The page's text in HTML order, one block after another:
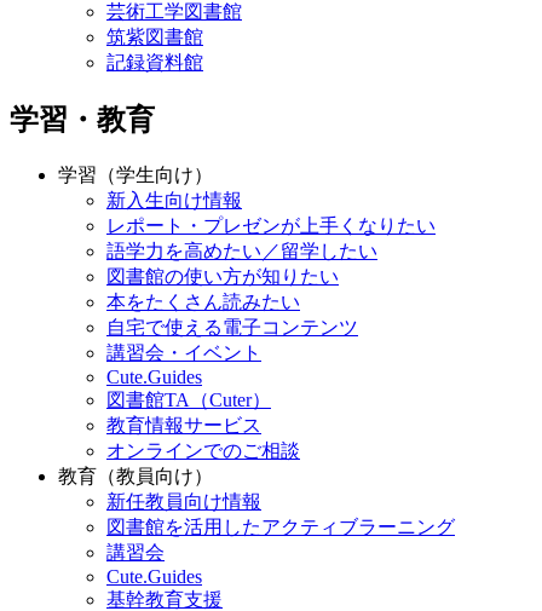
芸術工学図書館
筑紫図書館
記録資料館
学習・教育
学習（学生向け）
新入生向け情報
レポート・プレゼンが上手くなりたい
語学力を高めたい／留学したい
図書館の使い方が知りたい
本をたくさん読みたい
自宅で使える電子コンテンツ
講習会・イベント
Cute.Guides
図書館TA（Cuter）
教育情報サービス
オンラインでのご相談
教育（教員向け）
新任教員向け情報
図書館を活用したアクティブラーニング
講習会
Cute.Guides
基幹教育支援